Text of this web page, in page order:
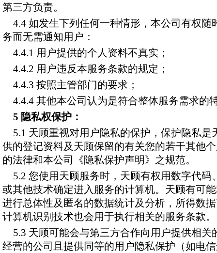
第三方负责。
4.4 如发生下列任何一种情形，本公司有权
务而无需通知用户：
4.4.1 用户提供的个人资料不真实；
4.4.2 用户违反本服务条款的规定；
4.4.3 按照主管部门的要求；
4.4.4 其他本公司认为是符合整体服务需求的
5 隐私权保护：
5.1 天顾重视对用户隐私的保护，保护隐私
供的登记资料及天顾保留的有关您的若干其他
的法律和本公司《隐私保护声明》之规范。
5.2 您使用天顾服务时，天顾有权用数字代码
或其他技术确定进入服务的计算机。天顾有可
进行总体性及匿名的数据统计及分析，所得数
计算机识别技术也会用于执行相关的服务条款。
5.3 天顾可能会与第三方合作向用户提供相
经营的公司且提供同等的用户隐私保护（如电